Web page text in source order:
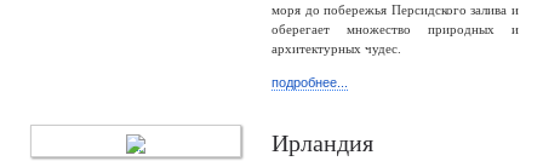
моря до побережья Персидского залива и
оберегает множество природных и
архитектурных чудес.
подробнее...
Ирландия